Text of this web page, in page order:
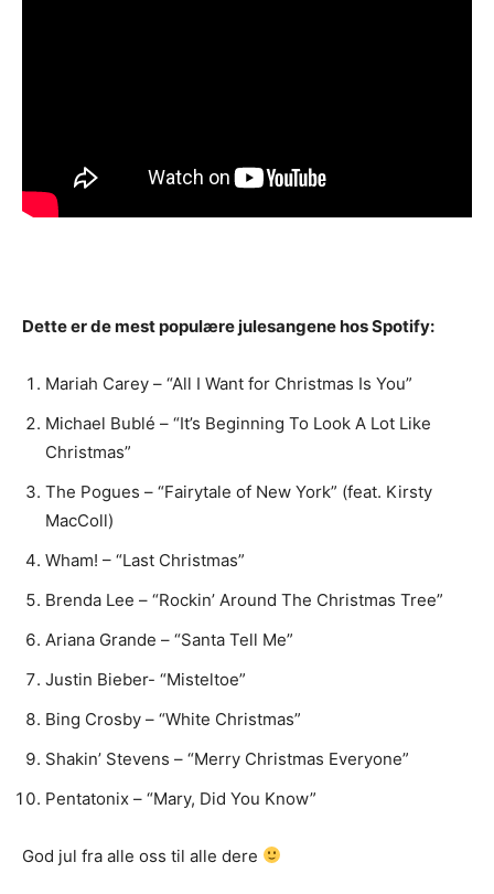
Dette er de mest populære julesangene hos Spotify:
Mariah Carey – “All I Want for Christmas Is You”
Michael Bublé – “It’s Beginning To Look A Lot Like
Christmas”
The Pogues – “Fairytale of New York” (feat. Kirsty
MacColl)
Wham! – “Last Christmas”
Brenda Lee – “Rockin’ Around The Christmas Tree”
Ariana Grande – “Santa Tell Me”
Justin Bieber- “Misteltoe”
Bing Crosby – “White Christmas”
Shakin’ Stevens – “Merry Christmas Everyone”
Pentatonix – “Mary, Did You Know”
God jul fra alle oss til alle dere